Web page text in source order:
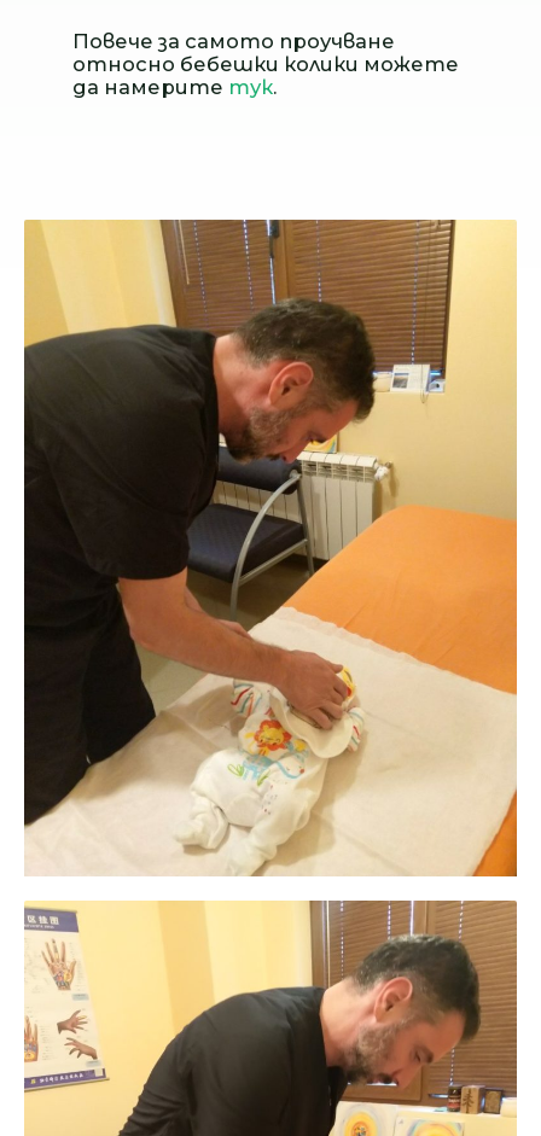
Повече за самото проучване
относно бебешки колики можете
да намерите тук.